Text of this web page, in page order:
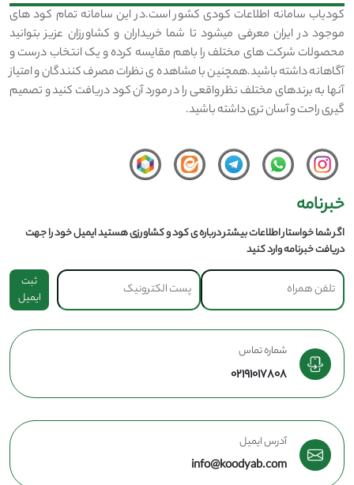
کودیاب سامانه اطلاعات کودی کشور است.در این سامانه تمام کود های
موجود در ایران معرفی میشود تا شما خریداران و کشاورزان عزیز بتوانید
محصولات شرکت های مختلف را باهم مقایسه کرده و یک انتخاب درست و
آگاهانه داشته باشید.همچنین با مشاهده ی نظرات مصرف کنندگان و امتیاز
آنها به برندهای مختلف نظر واقعی را در مورد آن کود دریافت کنید و تصمیم
گیری راحت و آسان تری داشته باشید.
خبرنامه
اگر شما خواستار اطلاعات بیشتر درباره ی کود و کشاورزی هستید ایمیل خود را جهت
دریافت خبرنامه وارد کنید
ثبت
ایمیل
شماره تماس
02191017808
آدرس ایمیل
info@koodyab.com